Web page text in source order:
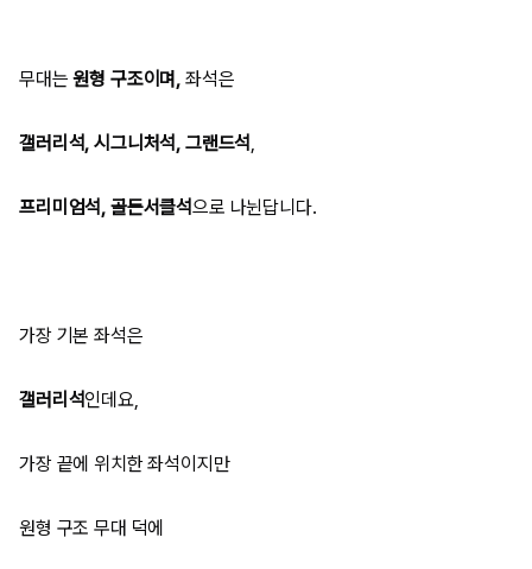
무대는원형 구조이며, 좌석은
갤러리석,시그니처석 , 그랜드석 ,
프리미엄석 , 골든서클석으로 나뉜답니다.
가장 기본 좌석은
갤러리석인데요,
가장 끝에 위치한 좌석이지만
원형 구조 무대 덕에